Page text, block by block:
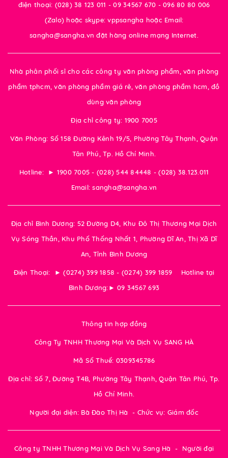
điện thoại: (028) 38 123 011 - 09 34567 670 - 096 80 80 006
(Zalo) hoặc skype: vppsangha hoặc Email:
sangha@sangha.vn đặt hàng online mạng Internet.
Nhà phân phối sỉ cho các công ty văn phòng phẩm, văn phòng
phẩm tphcm, văn phòng phẩm giá rẻ, văn phòng phẩm hcm, đồ
dùng văn phòng
Địa chỉ công ty: 1900 7005
Văn Phòng: Số 158 Đường Kênh 19/5, Phường Tây Thạnh, Quận
Tân Phú, Tp. Hồ Chí Minh.
Hotline: ► 1900 7005 - (028) 544 84448 - (028) 38.123.011
Email: sangha@sangha.vn
Địa chỉ Bình Dương: 52 Đường D4, Khu Đô Thị Thương Mại Dịch
Vụ Sóng Thần, Khu Phố Thống Nhất 1, Phường Dĩ An, Thị Xã Dĩ
An, Tỉnh Bình Dương
Điện Thoại: ► (0274) 399 1858 - (0274) 399 1859 Hotline tại
Bình Dương:► 09 34567 693
Thông tin hợp đồng
Công Ty TNHH Thương Mại Và Dịch Vụ SANG HÀ
Mã Số Thuế: 0309345786
Địa chỉ: Số 7, Đường T4B, Phường Tây Thạnh, Quận Tân Phú, Tp.
Hồ Chí Minh.
Người đại diện: Bà Đào Thị Hà - Chức vụ: Giám đốc
Công ty TNHH Thương Mại Và Dịch Vụ Sang Hà - Người đại